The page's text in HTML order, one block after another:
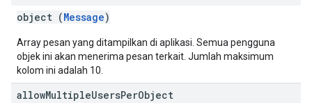
object (Message)
Array pesan yang ditampilkan di aplikasi. Semua pengguna
objek ini akan menerima pesan terkait. Jumlah maksimum
kolom ini adalah 10.
allowMultipleUsersPerObject